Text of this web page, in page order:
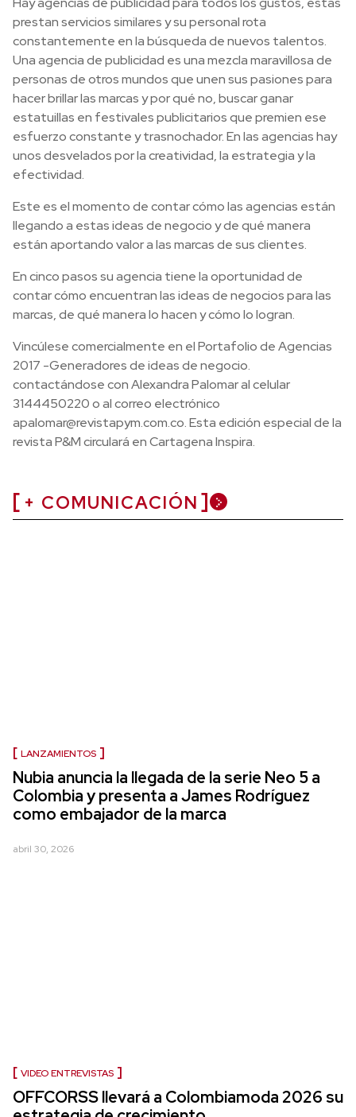
prestan servicios similares y su personal rota
constantemente en la búsqueda de nuevos talentos.
Una agencia de publicidad es una mezcla maravillosa de
personas de otros mundos que unen sus pasiones para
hacer brillar las marcas y por qué no, buscar ganar
estatuillas en festivales publicitarios que premien ese
esfuerzo constante y trasnochador. En las agencias hay
unos desvelados por la creatividad, la estrategia y la
efectividad.
Este es el momento de contar cómo las agencias están
llegando a estas ideas de negocio y de qué manera
están aportando valor a las marcas de sus clientes.
En cinco pasos su agencia tiene la oportunidad de
contar cómo encuentran las ideas de negocios para las
marcas, de qué manera lo hacen y cómo lo logran.
Vincúlese comercialmente en el Portafolio de Agencias
2017 -Generadores de ideas de negocio.
contactándose con Alexandra Palomar al celular
3144450220 o al correo electrónico
apalomar@revistapym.com.co. Esta edición especial de la
revista P&M circulará en Cartagena Inspira.
+ COMUNICACIÓN
LANZAMIENTOS
Nubia anuncia la llegada de la serie Neo 5 a
Colombia y presenta a James Rodríguez
como embajador de la marca
abril 30, 2026
VIDEO ENTREVISTAS
OFFCORSS llevará a Colombiamoda 2026 su